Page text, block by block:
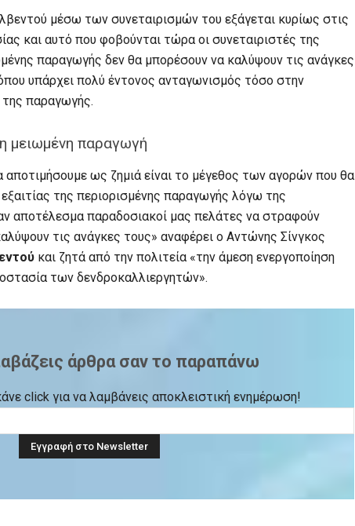
μέσω των συνεταιρισμών του εξάγεται κυρίως στις
και αυτό που φοβούνται τώρα οι συνεταιριστές της
παραγωγής δεν θα μπορέσουν να καλύψουν τις ανάγκες
υπάρχει πολύ έντονος ανταγωνισμός τόσο στην
παραγωγής.
μειωμένη παραγωγή
ως ζημιά είναι το μέγεθος των αγορών που θα
της περιορισμένης παραγωγής λόγω της
αποτέλεσμα παραδοσιακοί μας πελάτες να στραφούν
τις ανάγκες τους» αναφέρει ο Αντώνης Σίνγκος
και ζητά από την πολιτεία «την άμεση ενεργοποίηση
των δενδροκαλλιεργητών».
άρθρα σαν το παραπάνω
click για να λαμβάνεις αποκλειστική ενημέρωση!